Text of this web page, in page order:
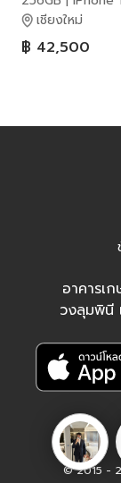
Apple
เชียงใหม่
฿ 42,500
อาคารเ
วงลุมพินี
© 2015 -